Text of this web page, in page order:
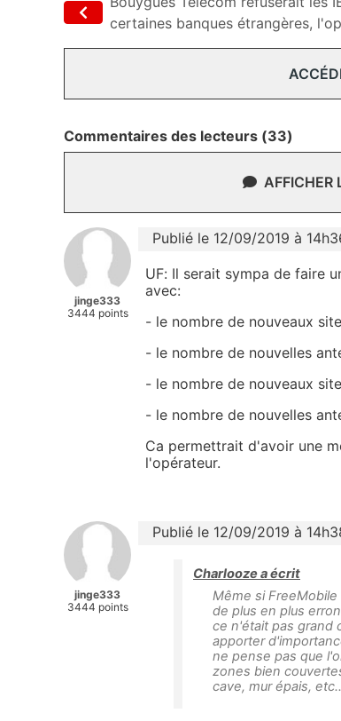
certaines banques étrangères,
Commentaires des lecteurs (33)
AFFICHER
jinge333
3444 points
Publié le 12/09/2019 à
UF: Il serait sympa de faire
avec:
- le nombre de nouveaux
- le nombre de nouvelles
- le nombre de nouveaux
- le nombre de nouvelles
Ca permettrait d'avoir une
l'opérateur.
jinge333
3444 points
Publié le 12/09/2019 à
Charlooze a écrit
Même si
de plus en plus
ce n'était pas grand
apporter
ne pense pas que
zones bien
cave, mur épais,